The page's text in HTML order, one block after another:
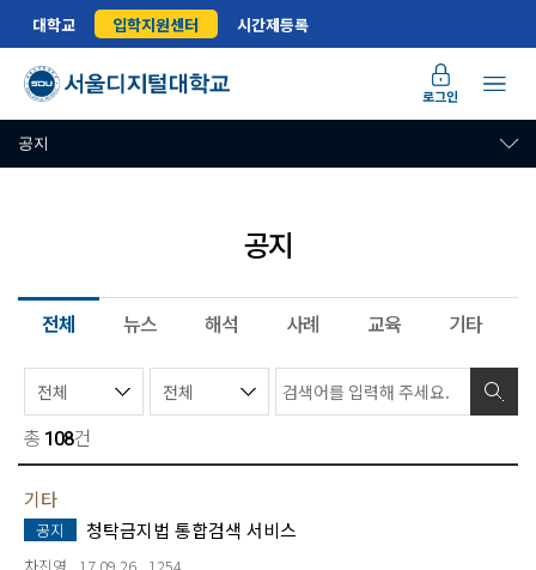
대학교 입학지원센터 시간제등록
로그인
공지
공지
전체 뉴스 해석 사례 교육 기타
총 108건
기타
공지 청탁금지법 통합검색 서비스